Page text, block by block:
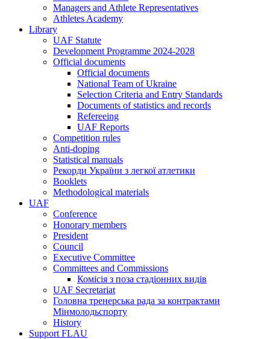
Managers and Athlete Representatives
Athletes Academy
Library
UAF Statute
Development Programme 2024-2028
Official documents
Official documents
National Team of Ukraine
Selection Criteria and Entry Standards
Documents of statistics and records
Refereeing
UAF Reports
Competition rules
Anti-doping
Statistical manuals
Рекорди України з легкої атлетики
Booklets
Methodological materials
UAF
Conference
Honorary members
President
Council
Executive Committee
Committees and Commissions
Комісія з поза стадіонних видів
UAF Secretariat
Головна тренерська рада за контрактами
Мінмолодьспорту
History
Support FLAU